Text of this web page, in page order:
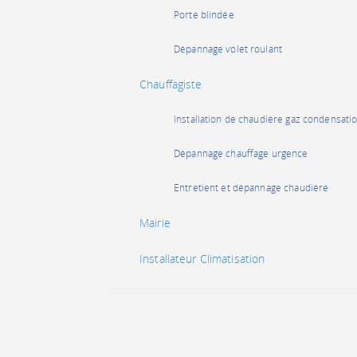
Porte blindée
Dépannage volet roulant
Chauffagiste
Installation de chaudière gaz
Dépannage chauffage urgence
Entretient et dépannage chaudière
Mairie
Installateur Climatisation